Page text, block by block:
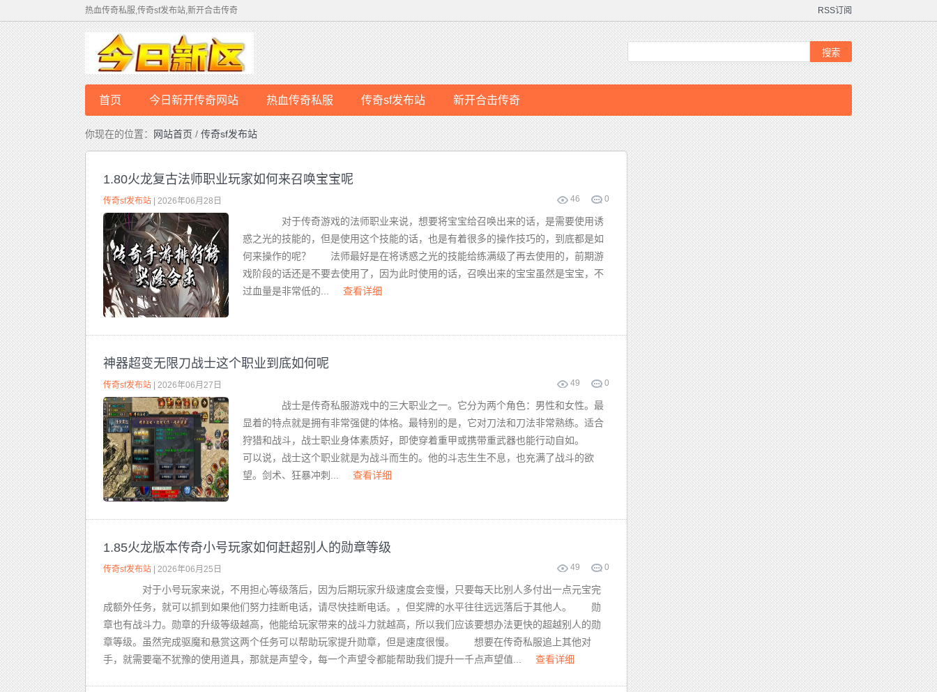
RSS订阅
热血传奇私服,传奇sf发布站,新开合击传奇
首页 今日新开传奇网站 热血传奇私服 传奇sf发布站 新开合击传奇
你现在的位置：网站首页/传奇sf发布站
1.80火龙复古法师职业玩家如何来召唤宝宝呢
46 0
传奇sf发布站 | 2026年06月28日
对于传奇游戏的法师职业来说，想要将宝宝给召唤出来的话，是需要使用诱
惑之光的技能的，但是使用这个技能的话，也是有着很多的操作技巧的，到底都是如
何来操作的呢？ 法师最好是在将诱惑之光的技能给练满级了再去使用的，前期游
戏阶段的话还是不要去使用了，因为此时使用的话，召唤出来的宝宝虽然是宝宝，不
过血量是非常低的...
查看详细
神器超变无限刀战士这个职业到底如何呢
49 0
传奇sf发布站 | 2026年06月27日
战士是传奇私服游戏中的三大职业之一。它分为两个角色：男性和女性。最
显着的特点就是拥有非常强健的体格。最特别的是，它对刀法和刀法非常熟练。适合
狩猎和战斗，战士职业身体素质好，即使穿着重甲或携带重武器也能行动自如。
可以说，战士这个职业就是为战斗而生的。他的斗志生生不息，也充满了战斗的欲
望。剑术、狂暴冲刺...
查看详细
1.85火龙版本传奇小号玩家如何赶超别人的勋章等级
49 0
传奇sf发布站 | 2026年06月25日
对于小号玩家来说，不用担心等级落后，因为后期玩家升级速度会变慢，只要每天比别人多付出一点元宝完
成额外任务，就可以抓到如果他们努力挂断电话，请尽快挂断电话。，但奖牌的水平往往远远落后于其他人。 勋
章也有战斗力。勋章的升级等级越高，他能给玩家带来的战斗力就越高，所以我们应该要想办法更快的超越别人的勋
章等级。虽然完成驱魔和悬赏这两个任务可以帮助玩家提升勋章，但是速度很慢。 想要在传奇私服追上其他对
手，就需要毫不犹豫的使用道具，那就是声望令，每一个声望令都能帮助我们提升一千点声望值...
查看详细